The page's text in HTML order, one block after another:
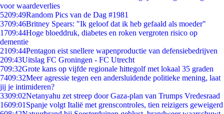
voor waardeverlies
5209:49Random Pics van de Dag #1981
3709:46Britney Spears: "Ik geloof dat ik heb gefaald als moeder"
1709:44Hoge bloeddruk, diabetes en roken vergroten risico op
dementie
2109:44Pentagon eist snellere wapenproductie van defensiebedrijven
209:43Uitslag FC Groningen - FC Utrecht
709:32Grote kans op vijfde regionale hittegolf met lokaal 35 graden
7409:32Meer agressie tegen een andersluidende politieke mening, laat
jij je intimideren?
3309:02Netanyahu zet streep door Gaza-plan van Trumps Vredesraad
1609:01 Spanje volgt Italië met grenscontroles, tien reizigers geweigerd